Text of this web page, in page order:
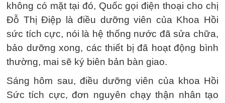
không có mặt tại đó, Quốc gọi điện thoại cho chị
Đỗ Thị Điệp là điều dưỡng viên của Khoa Hồi
sức tích cực, nói là hệ thống nước đã sửa chữa,
bảo dưỡng xong, các thiết bị đã hoạt động bình
thường, mai sẽ ký biên bản bàn giao.
Sáng hôm sau, điều dưỡng viên của khoa Hồi
Sức tích cực, đơn nguyên chạy thận nhân tạo